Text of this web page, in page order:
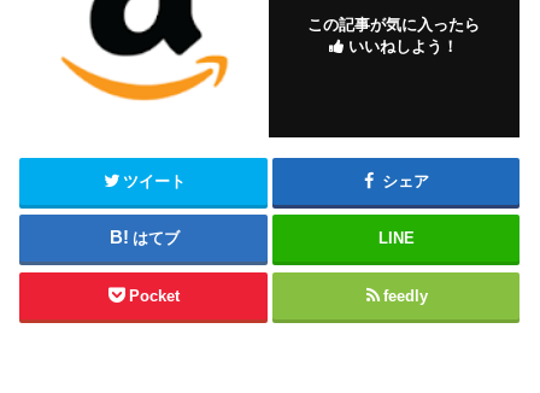
この記事が気に入ったら
いいねしよう！
ツイート シェア
はてブ LINE
Pocket feedly